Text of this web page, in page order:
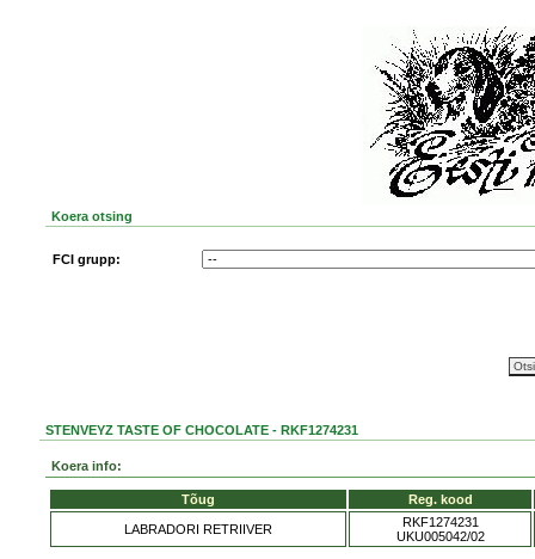
Koera otsing
FCI grupp:
STENVEYZ TASTE OF CHOCOLATE - RKF1274231
Koera info:
Tõug Reg. kood
LABRADORI RETRIIVER
RKF1274231
UKU005042/02